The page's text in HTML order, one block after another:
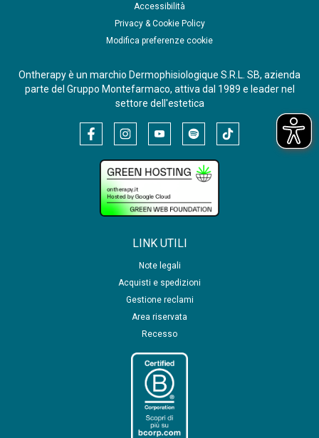
Accessibilità
Privacy & Cookie Policy
Modifica preferenze cookie
Ontherapy è un marchio Dermophisiologique S.R.L. SB, azienda
parte del Gruppo Montefarmaco, attiva dal 1989 e leader nel
settore dell'estetica
LINK UTILI
Note legali
Acquisti e spedizioni
Gestione reclami
Area riservata
Recesso